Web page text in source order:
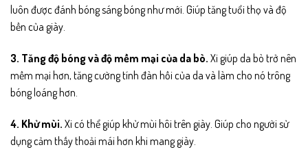
luôn được đánh bóng sáng bóng như mới. Giúp tăng tuổi thọ và độ
bền của giày.
3. Tăng độ bóng và độ mềm mại của da bò. Xi giúp da bò trở nên
mềm mại hơn, tăng cường tính đàn hồi của da và làm cho nó trông
bóng loáng hơn.
4. Khử mùi. Xi có thể giúp khử mùi hôi trên giày. Giúp cho người sử
dụng cảm thấy thoải mái hơn khi mang giày.